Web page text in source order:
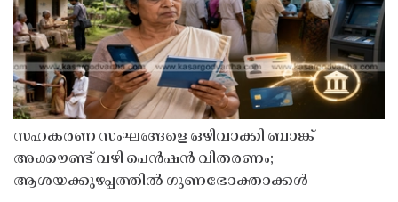
സഹകരണ സംഘങ്ങളെ ഒഴിവാക്കി ബാങ്ക്
അക്കൗണ്ട് വഴി പെൻഷൻ വിതരണം;
ആശയക്കുഴപ്പത്തിൽ ഗുണഭോക്താക്കൾ